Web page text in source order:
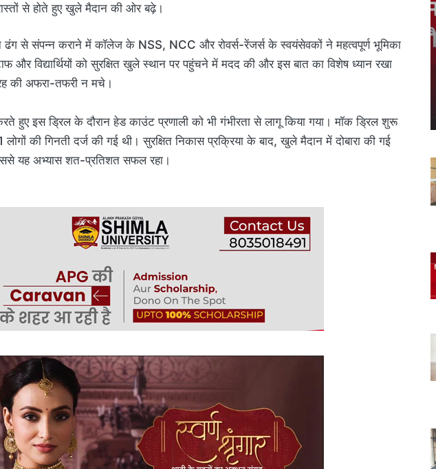
रास्तों से होते हुए खुले मैदान की ओर बढ़े।
से संपन्न कराने में कॉलेज के NSS, NCC और रोवर्स-रेंजर्स के स्वयंसेवकों ने महत्वपूर्ण भूमिका
और विद्यार्थियों को सुरक्षित खुले स्थान पर पहुंचने में मदद की और इस बात का विशेष ध्यान रखा
की अफरा-तफरी न मचे।
हुए इस ड्रिल के दौरान हेड काउंट प्रणाली को भी गंभीरता से लागू किया गया। मॉक ड्रिल शुरू
की गिनती दर्ज की गई थी। सुरक्षित निकास प्रक्रिया के बाद, खुले मैदान में दोबारा की गई
यह अभ्यास शत-प्रतिशत सफल रहा।